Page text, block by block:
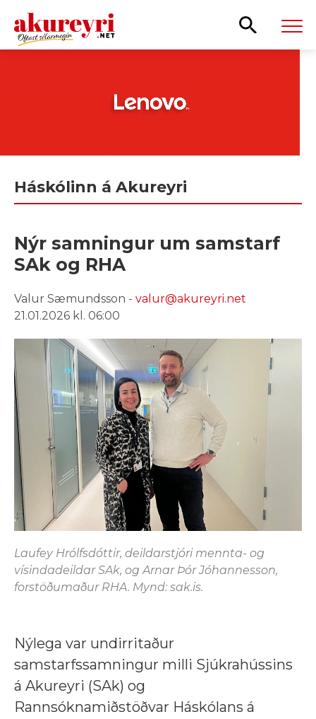
Háskólinn á Akureyri
Nýr samningur um samstarf
SAk og RHA
Valur Sæmundsson - valur@akureyri.net
21.01.2026 kl. 06:00
Laufey Hrólfsdóttir, deildarstjóri mennta- og
vísindadeildar SAk, og Arnar Þór Jóhannesson,
forstöðumaður RHA. Mynd: sak.is.
Nýlega var undirritaður
samstarfssamningur milli Sjúkrahússins
á Akureyri (SAk) og
Rannsóknamiðstöðvar Háskólans á